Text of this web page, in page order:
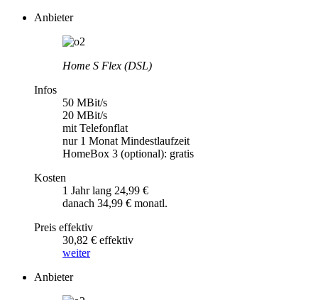
Anbieter
Home S Flex (DSL)
Infos
50 MBit/s
20 MBit/s
mit Telefonflat
nur 1 Monat Mindestlaufzeit
HomeBox 3 (optional): gratis
Kosten
1 Jahr lang 24,99 €
danach 34,99 € monatl.
Preis effektiv
30,82 € effektiv
weiter
Anbieter